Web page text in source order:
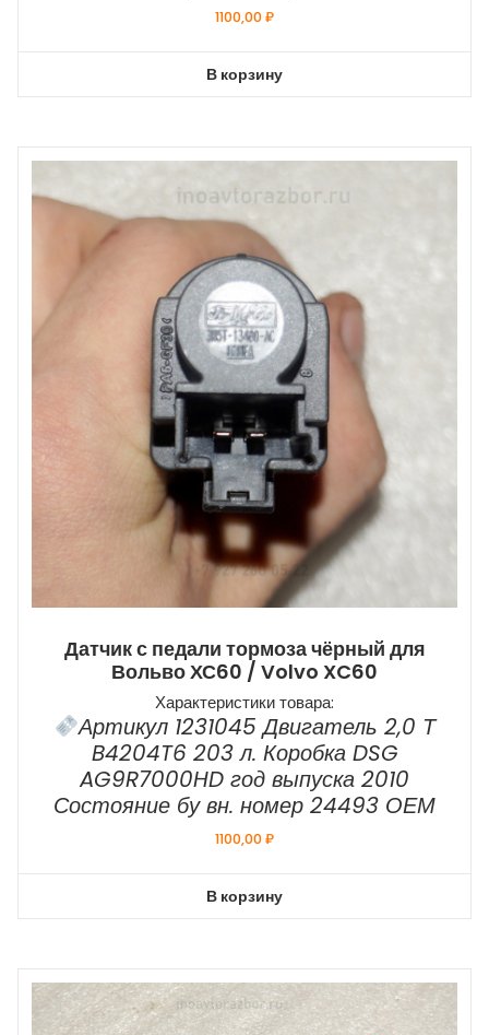
1100,00₽
В корзину
Датчик с педали тормоза чёрный для
Вольво ХС60 / Volvo XC60
Характеристики товара:
Артикул 1231045 Двигатель 2,0 Т
B4204T6 203 л. Коробка DSG
AG9R7000HD год выпуска 2010
Состояние бу вн. номер 24493 ОЕМ
1100,00₽
В корзину